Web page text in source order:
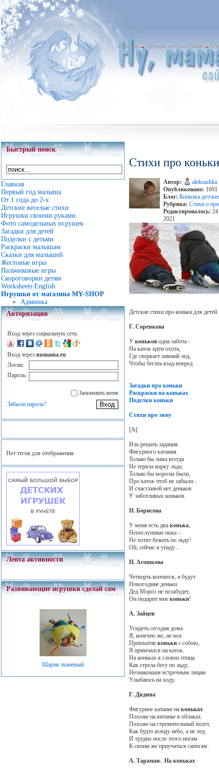
Главная → Детские веселые стихи →
Быстрый поиск
Главная
Первый год малыша
От 1 года до 2-х
Детские веселые стихи
Игрушки своими руками
Фото самодельных игрушек
Загадки для детей
Поделки с детьми
Раскраски малышам
Сказки для малышей
Жестовые игры
Пальчиковые игры
Скороговорки детям
Worksheets English
Игрушки от магазина MY-SHOP
Админка
Авторизация
Вход через социальную сеть:
Вход через numama.ru:
Логин:
Пароль:
Запомнить меня
Забыли пароль?
Нет тегов для отображения
Лента активности
Развивающие игрушки сделай сам
Шарик тканевый
Стихи про коньки
Автор:
aleksashka
Опубликовано: 1691
Блог: Копилка
Рубрика: Стихи о
Редактировалось: 24
2021
Детские стихи про коньки для
Г. Соренкова
У коньководна забота -
На каток идти охота,
Где сверкает зимний лед,
Чтобы бегать взад-вперед
Загадки про коньки
Раскраски на коньках
Поделки коньки
Стихи про зиму
[/b]
Иль решать задания
Фигурного катания.
Только бы зима всегда
Не теряла корку льда,
Только бы морозы были,
Про каток чтоб не забыли -
И счастливей нет деньков
У заботливых коньков.
Н. Борисова
У меня есть два конька,
Непослушные пока –
Не хотят бежать по льду!
Ой, сейчас я упаду...
Н. Агошкова
Четверть кончится, и будут
Новогодние деньки.
Дед Мороз не позабудет,
Он подарит мне коньки!
А. Зайцев
Усидеть сегодня дома
Я, конечно же, не мог.
Прихватив конькис собою,
Я примчался на каток.
На коньках я словно птица
Как стрела бегу по льду,
Незнакомым встречным лицам
Улыбаюсь на ходу.
Г. Дядина
Фигурное катанье на коньках
Похоже на витанье в облаках.
Похоже на стремительный полет,
Как будто всюду небо, а не лед.
И трудно после этого ногам
К своим же приучаться сапогам.
А. Тараман. На коньках